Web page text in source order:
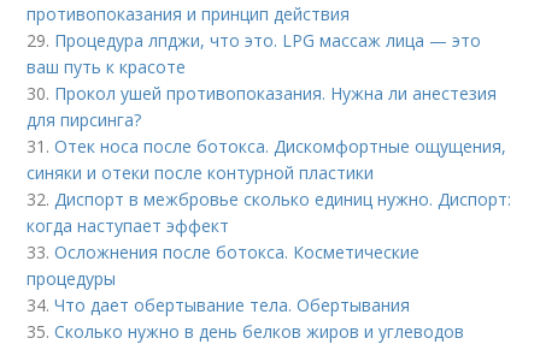
противопоказания и принцип действия
29. Процедура лпджи, что это. LPG массаж лица — это
ваш путь к красоте
30. Прокол ушей противопоказания. Нужна ли анестезия
для пирсинга?
31.Отек носа после ботокса. Дискомфортные ощущения,
синяки и отеки после контурной пластики
32. Диспорт в межбровье сколько единиц нужно. Диспорт:
когда наступает эффект
33.Осложнения после ботокса. Косметические
процедуры
34.Что дает обертывание тела. Обертывания
35.Сколько нужно в день белков жиров и углеводов